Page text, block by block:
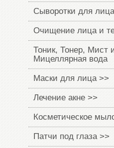
Сыворотки для
Очищение лица и
Тоник, Тонер, Мист
Мицеллярная вода
Маски для лица >>
Лечение акне >>
Косметическое
Патчи под глаза >>